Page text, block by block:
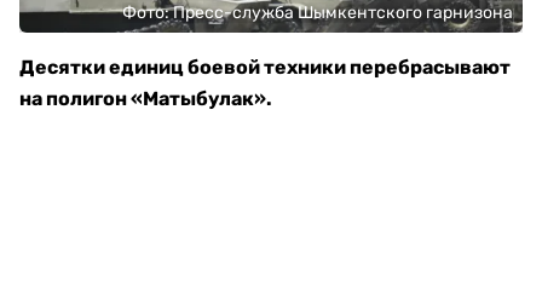
Фото: Пресс-служба Шымкентского гарнизона
Десятки единиц боевой техники перебрасывают
на полигон «Матыбулак».